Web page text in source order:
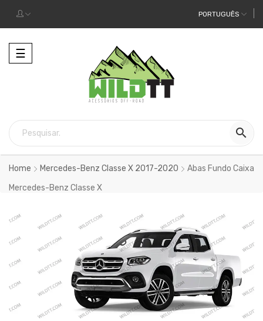
PORTUGUÊS
Alternar
a
☰

Home Mercedes-Benz Classe X 2017-2020
Abas Fundo Caixa
Mercedes-Benz Classe X